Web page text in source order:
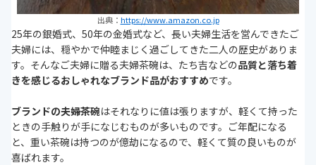
出典： https://www.amazon.co.jp
25年の銀婚式、50年の金婚式など、長い夫婦生活を営んできたご
夫婦には、穏やかで仲睦まじく過ごしてきた二人の歴史がありま
す。そんなご夫婦に贈る夫婦茶碗は、たち吉などの品質と落ち着
きを感じるおしゃれなブランド品がおすすめです。
ブランドの夫婦茶碗はそれなりに値は張りますが、軽くて持った
ときの手触りが手になじむものが多いものです。ご年配になる
と、重い茶碗は持つのが億劫になるので、軽くて質の良いものが
喜ばれます。